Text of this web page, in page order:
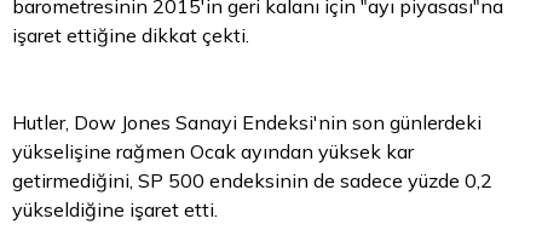
barometresinin 2015'in geri kalanı için "ayı piyasası"na
işaret ettiğine dikkat çekti.
Hutler, Dow Jones Sanayi Endeksi'nin son günlerdeki
yükselişine rağmen Ocak ayından yüksek kar
getirmediğini, SP 500 endeksinin de sadece yüzde 0,2
yükseldiğine işaret etti.